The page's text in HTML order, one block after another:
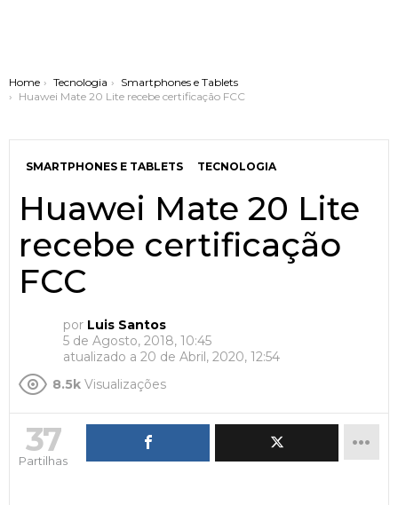
You are here:
Home Tecnologia
Smartphones e Tablets
Huawei Mate 20 Lite recebe certificação FCC
SMARTPHONES E TABLETS TECNOLOGIA
Huawei Mate 20 Lite
recebe certificação
FCC
por Luis Santos
5 de Agosto, 2018, 10:45
atualizado a 20 de Abril, 2020, 12:54
8.5k Visualizações
37
Partilhas